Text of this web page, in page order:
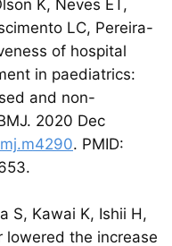
K, Neves ET,
LC, Pereira-
of hospital
in paediatrics:
and non-
2020 Dec
. PMID:
S, Kawai K, Ishii H,
lowered the increase